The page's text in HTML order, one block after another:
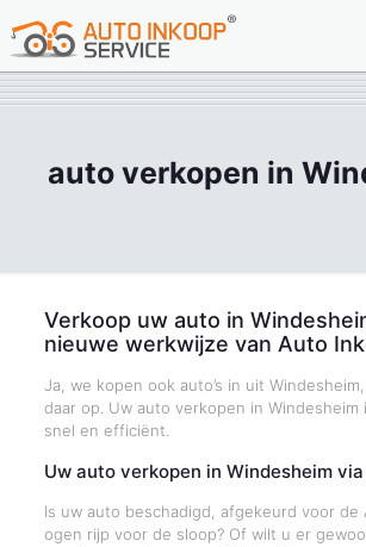
auto verkopen in
Verkoop uw auto in
nieuwe werkwijze van Auto
Ja, we kopen ook auto’s in uit
daar op. Uw auto verkopen in Windesheim
snel en efficiënt.
Uw auto verkopen in Windesheim
Is uw auto beschadigd, afgekeurd voor de
ogen rijp voor de sloop? Of wilt u er